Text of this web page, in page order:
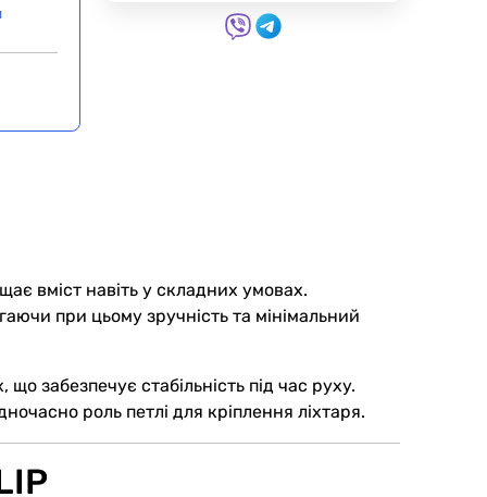
вміст навіть у складних умовах.
при цьому зручність та мінімальний
забезпечує стабільність під час руху.
роль петлі для кріплення ліхтаря.